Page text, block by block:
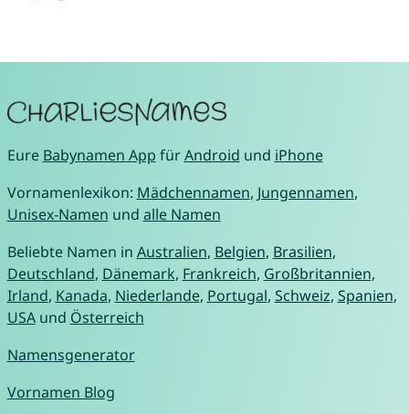
Eure Babynamen App fürAndroid und iPhone
Vornamenlexikon: Mädchennamen, Jungennamen,
Unisex-Namen und alle Namen
Beliebte Namen in Australien, Belgien, Brasilien,
Deutschland, Dänemark, Frankreich, Großbritannien,
Irland, Kanada, Niederlande, Portugal, Schweiz, Spanien,
USAund Österreich
Namensgenerator
Vornamen Blog